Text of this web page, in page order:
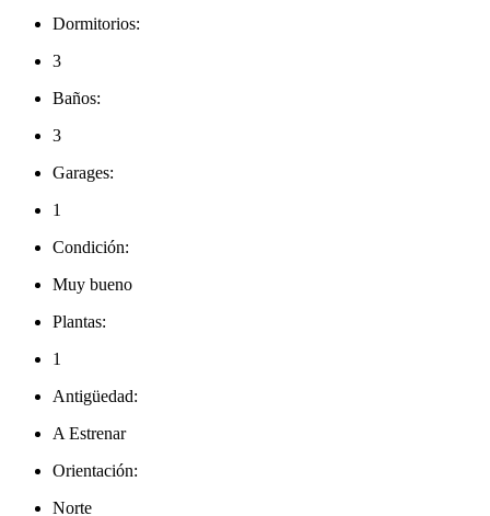
Dormitorios:
3
Baños:
3
Garages:
1
Condición:
Muy bueno
Plantas:
1
Antigüedad:
A Estrenar
Orientación:
Norte